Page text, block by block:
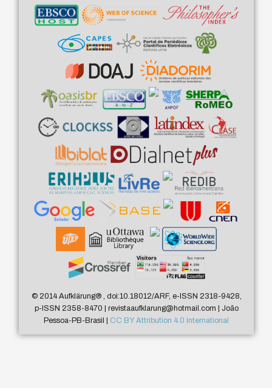
© 2014 Aufklärung®, doi:10.18012/ARF, e-ISSN 2318-9428,
p-ISSN 2358-8470 | revistaaufklarung@hotmail.com | João
Pessoa-PB-Brasil | CC BY Attribution 4.0 International